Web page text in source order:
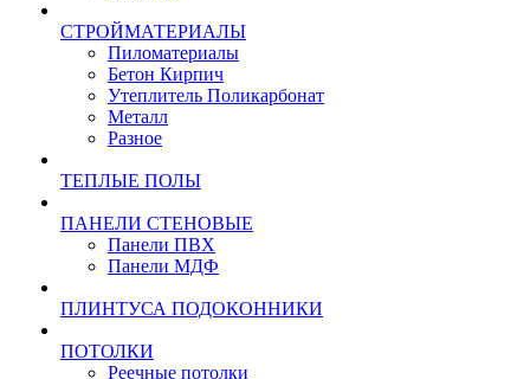
СТРОЙМАТЕРИАЛЫ
Пиломатериалы
Бетон Кирпич
Утеплитель Поликарбонат
Металл
Разное
ТЕПЛЫЕ ПОЛЫ
ПАНЕЛИ СТЕНОВЫЕ
Панели ПВХ
Панели МДФ
ПЛИНТУСА ПОДОКОННИКИ
ПОТОЛКИ
Реечные потолки